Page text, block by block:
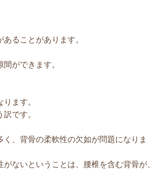
ることがあります。
ができます。
ます。
です。
、背骨の柔軟性の欠如が問題になりま
ないということは、腰椎を含む背骨が、